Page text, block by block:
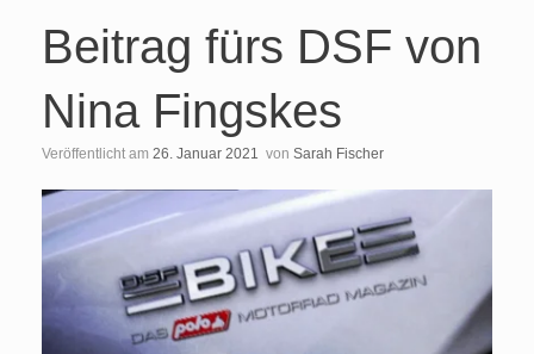
Beitrag fürs DSF von
Nina Fingskes
Veröffentlicht am 26. Januar 2021 von Sarah Fischer